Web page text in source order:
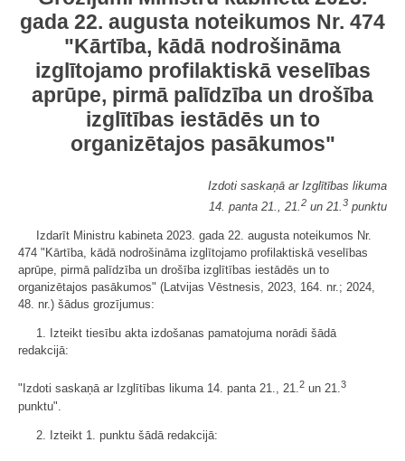
gada 22. augusta noteikumos Nr. 474
"Kārtība, kādā nodrošināma
izglītojamo profilaktiskā veselības
aprūpe, pirmā palīdzība un drošība
izglītības iestādēs un to
organizētajos pasākumos"
Izdoti saskaņā ar Izglītības likuma
14. panta 21., 21.2 un 21.3 punktu
Izdarīt Ministru kabineta 2023. gada 22. augusta noteikumos Nr.
474 "Kārtība, kādā nodrošināma izglītojamo profilaktiskā veselības
aprūpe, pirmā palīdzība un drošība izglītības iestādēs un to
organizētajos pasākumos" (Latvijas Vēstnesis, 2023, 164. nr.; 2024,
48. nr.) šādus grozījumus:
1. Izteikt tiesību akta izdošanas pamatojuma norādi šādā
redakcijā:
"Izdoti saskaņā ar Izglītības likuma 14. panta 21., 21.2 un 21.3
punktu".
2. Izteikt 1. punktu šādā redakcijā: